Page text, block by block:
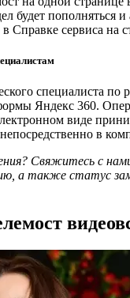
будет пополняться
Справке сервиса на
специалиста
Яндекс 360.
виде
в
Свяжитесь с
также статус